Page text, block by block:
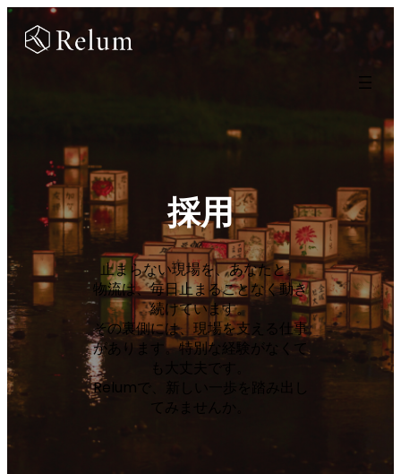
内
採用
止まらない現場を、あなたと。
物流は、毎日止まることなく動き
続けています。
その裏側には、現場を支える仕事
があります。特別な経験がなくて
も大丈夫です。
Relumで、新しい一歩を踏み出し
てみませんか。